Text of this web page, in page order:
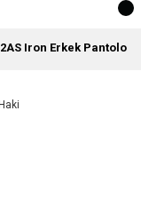
2AS Iron Erkek Pantolon